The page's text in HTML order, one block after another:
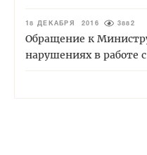
18 ДЕКАБРЯ 2016 3882
Обращение к
нарушениях в